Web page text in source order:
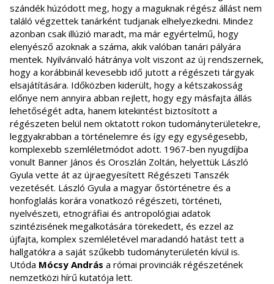
szándék húzódott meg, hogy a maguknak régész állást nem
találó végzettek tanárként tudjanak elhelyezkedni. Mindez
azonban csak illúzió maradt, ma már egyértelmű, hogy
elenyésző azoknak a száma, akik valóban tanári pályára
mentek. Nyilvánvaló hátránya volt viszont az új rendszernek,
hogy a korábbinál kevesebb idő jutott a régészeti tárgyak
elsajátítására. Időközben kiderült, hogy a kétszakosság
előnye nem annyira abban rejlett, hogy egy másfajta állás
lehetőségét adta, hanem kitekintést biztosított a
régészeten belül nem oktatott rokon tudományterületekre,
leggyakrabban a történelemre és így egy egységesebb,
komplexebb szemléletmódot adott. 1967-ben nyugdíjba
vonult Banner János és Oroszlán Zoltán, helyettük László
Gyula vette át az újraegyesített Régészeti Tanszék
vezetését. László Gyula a magyar őstörténetre és a
honfoglalás korára vonatkozó régészeti, történeti,
nyelvészeti, etnográfiai és antropológiai adatok
szintézisének megalkotására törekedett, és ezzel az
újfajta, komplex szemléletével maradandó hatást tett a
hallgatókra a saját szűkebb tudományterületén kívül is.
Utóda Mócsy András a római provinciák régészetének
nemzetközi hírű kutatója lett.